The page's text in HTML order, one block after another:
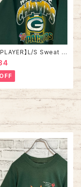
PLAYER】L/S Sweat L
Made in USA “PA
NFL チームモノ スウ
トレーナー USA製 チーム
CHAMPS 優勝記念
リカ USA 古着